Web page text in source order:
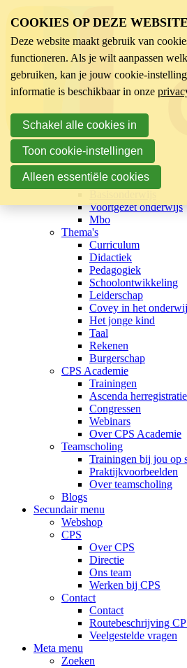
Hoofdmenu
Sector
Kinderopvang
Voortgezet onderwijs
Mbo
Thema's
Curriculum
Didactiek
Pedagogiek
Schoolontwikkeling
Leiderschap
Covey in het
Het jonge kind
Taal
Rekenen
Burgerschap
CPS Academie
Trainingen
Ascenda herregistratie
Congressen
Webinars
Over CPS Academie
Teamscholing
Trainingen bij jou op
Praktijkvoorbeelden
Over teamscholing
Blogs
Secundair menu
Webshop
CPS
Over CPS
Directie
Ons team
Werken bij CPS
Contact
Contact
Routebeschrijving
Veelgestelde vragen
Meta menu
Zoeken
COOKIES OP DEZE WEBSITE
Deze website maakt gebruik van
functioneren. Als je wilt aanpassen
gebruiken, kan je jouw cookie-
informatie is beschikbaar in onze
Schakel alle cookies in
Toon cookie-instellingen
Alleen essentiële cookies